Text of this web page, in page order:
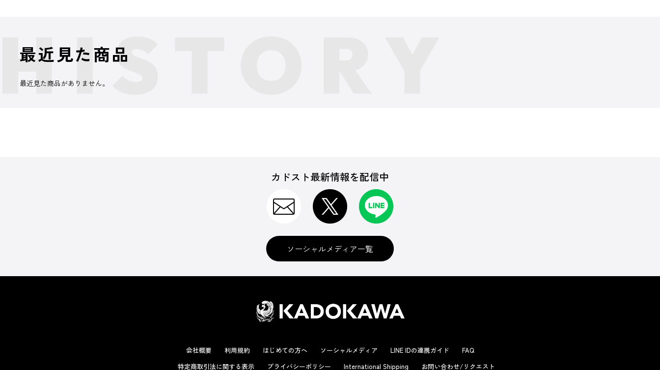
最近見た商品
最近見た商品がありません。
カドスト最新情報を配信中
ソーシャルメディア一覧
会社概要 利用規約 はじめての方へ ソーシャルメディア LINE IDの連携ガイド
FAQ
特定商取引法に関する表示
プライバシーポリシー International Shipping お問い合わせ/リクエスト